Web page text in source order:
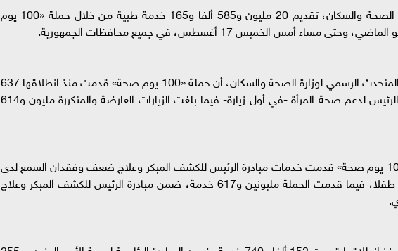
أعلن الدكتور خالد عبدالغفار وزير الصحة والسكان، تقديم 20 مليون و585 ألفا و165 خدمة طبية من خلال حملة «100 يوم
وأوضح الدكتور حسام عبدالغفار المتحدث الرسمي لوزارة الصحة والسكان، أن حملة «100 يوم صحة» قدمت منذ انطلاقها 637
ألفا و996 خدمة، ضمن مبادرة الرئيس لدعم صحة المرأة -في أول زيارة- فيما بلغت الزيارات العارضة والمتكررة مليون و614
وأضاف «عبدالغفار» أن حملة «100 يوم صحة» قدمت خدمات مبادرة الرئيس للكشف المبكر وعلاج ضعف وفقدان السمع لدى
حديثي الولادة، لـ268 ألفا و274 طفلا، فيما قدمت الحملة مليونين و617 خدمة، ضمن مبادرة الرئيس للكشف المبكر وعلاج